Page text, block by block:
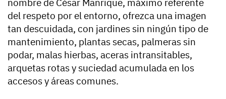
del respeto por el entorno, ofrezca una imagen
tan descuidada, con jardines sin ningún tipo de
mantenimiento, plantas secas, palmeras sin
podar, malas hierbas, aceras intransitables,
arquetas rotas y suciedad acumulada en los
accesos y áreas comunes.